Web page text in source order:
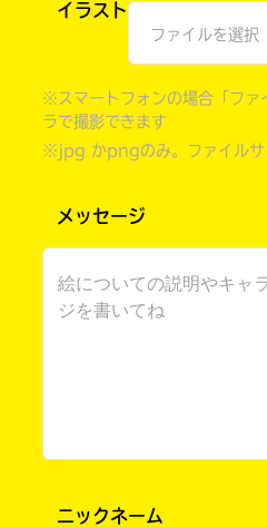
イラスト
ファイルを選択
※スマートフォンの場合「ファ
ラで撮影できます
※jpg かpngのみ。ファイルサ
メッセージ
ニックネーム